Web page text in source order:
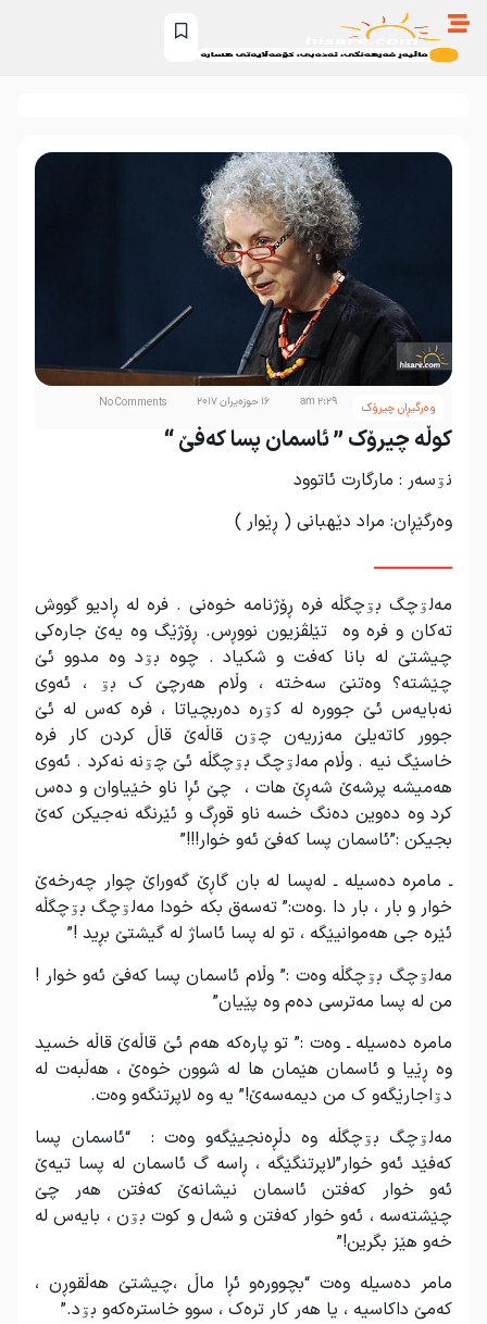
وەرگیڕان چیرۆک 2:29 am 16 حوزه‌یران 2017 No Comments
کوڵە چیرۆک ” ئاسمان پسا کەفێ “
نۊسەر : مارگارت ئاتوود
وەرگێڕان: مراد دێهبانی ( ڕێوار )
ــــــــــــــــــــــــ
مەلۊچگ بۊچگڵە فرە ڕۆژنامە خوەنی . فرە لە ڕادیو گووش
تەکان و فرە وە تێلڤزیون نووڕس. ڕۆژێگ وە یەێ جارەکی
چیشتێ لە بانا کەفت و شکیاد . چوە بۊد وە مدوو ئێ
چێشتە؟ وەتنێ سەختە ، وڵام هەرچێ ک بۊ ، ئەوی
نەبایەس ئێ جوورە لە کۊرە دەربچیاتا ، فرە کەس لە ئێ
جوور کاتەیلێ مەزریەن چۊن قاڵەێ قاڵ کردن کار فرە
خاسێگ نیە . وڵام مەلۊچگ بۊچگڵە ئێ چۊنە نەکرد . ئەوی
هەمیشە پرشەێ شەڕێ هات ، چێ ئڕا ناو خێیاوان و دەس
کرد وە دەوین دەنگ خسە ناو قوڕگ و ئێرنگە نەجیکن کەێ
بجیکن :”ئاسمان پسا کەفێ ئەو خوار!!!”
ـ مامرە دەسیلە ـ لەپسا لە بان گاڕێ گەوراێ چوار چەرخەێ
خوار و بار ، بار دا .وەت:” تەسەق بکە خودا مەلۊچگ بۊچگڵە
ئێرە جی هەموانیێگە ، تو لە پسا ئاساژ لە گیشتێ بڕید !”
مەلۊچگ بۊچگڵە وەت :” وڵام ئاسمان پسا کەفێ ئەو خوار !
من لە پسا مەترسی دەم وە پێیان”
مامرە دەسیلە ـ وەت :” تو پارەکە هەم ئێ قاڵەێ قاڵە خسید
وە ڕێیا و ئاسمان هێمان ها لە شوون خوەێ ، هەڵبەت لە
دۊاجارێگەو ک من دیمەسەێ!” یە وە لاپرتنگەو وەت.
مەلۊچگ بۊچگڵە وە دڵڕەنجیێگەو وەت : “ئاسمان پسا
کەفێد ئەو خوار”لاپرتنگێگە ، ڕاسە گ ئاسمان لە پسا تیەێ
ئەو خوار کەفتن ئاسمان نیشانەێ کەفتن هەر چێ
چێشتەسە ، ئەو خوار کەفتن و شەل و کوت بۊن ، بایەس لە
خەو هێز بگرین!”
مامر دەسیلە وەت “بچوورەو ئڕا ماڵ ،چیشتێ هەڵقوڕن ،
کەمێ داکاسیە ، یا هەر کار ترەک ، سوو خاسترەکەو بۊد.”